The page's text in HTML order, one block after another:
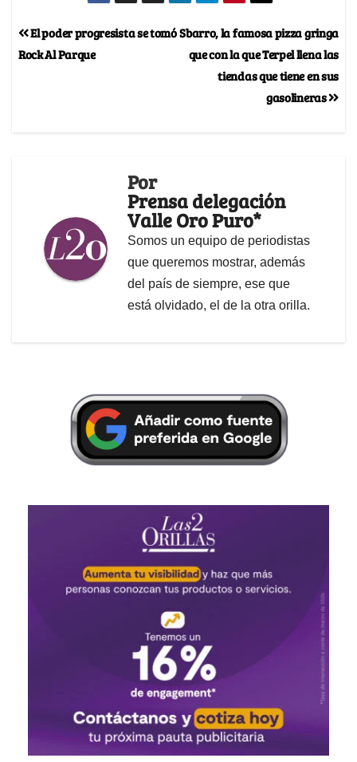
Sbarro, la famosa pizza gringa
que con la que Terpel llena las
tiendas que tiene en sus
gasolineras
El poder progresista se tomó
Rock Al Parque
Por
Prensa delegación
Valle Oro Puro*
Somos un equipo de periodistas
que queremos mostrar, además
del país de siempre, ese que
está olvidado, el de la otra orilla.